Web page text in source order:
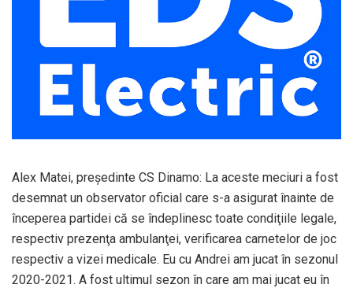
Alex Matei, preşedinte CS Dinamo: La aceste meciuri a fost
desemnat un observator oficial care s-a asigurat înainte de
începerea partidei că se îndeplinesc toate condiţiile legale,
respectiv prezenţa ambulanţei, verificarea carnetelor de joc
respectiv a vizei medicale. Eu cu Andrei am jucat în sezonul
2020-2021. A fost ultimul sezon în care am mai jucat eu în